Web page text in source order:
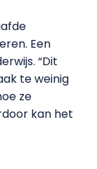
Een
“Dit
te weinig
ze
kan het